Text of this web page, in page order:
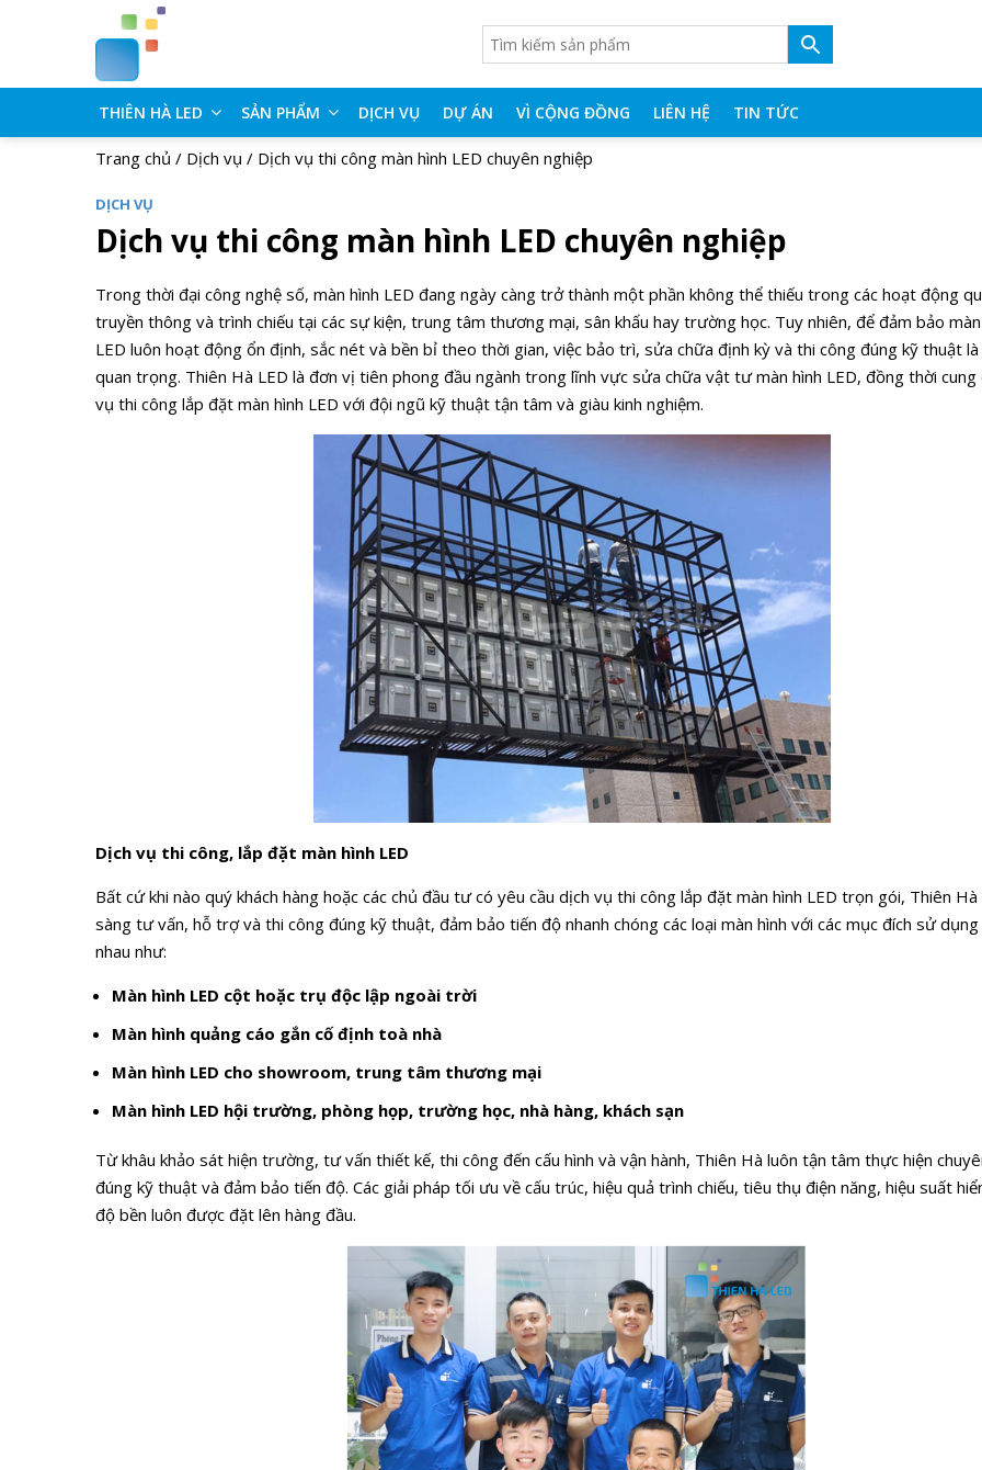
THIÊN HÀ LED SẢN PHẨM DỊCH VỤ DỰ ÁN VÌ CỘNG ĐỒNG LIÊN HỆ TIN TỨC
Trang chủ / Dịch vụ / Dịch vụ thi công màn hình LED chuyên nghiệp
DỊCH VỤ
Dịch vụ thi công màn hình LED chuyên nghiệp
Trong thời đại công nghệ số, màn hình LED đang ngày càng trở thành một phần không thể thiếu trong các hoạt động
truyền thông và trình chiếu tại các sự kiện, trung tâm thương mại, sân khấu hay trường học. Tuy nhiên, để đảm bảo
LED luôn hoạt động ổn định, sắc nét và bền bỉ theo thời gian, việc bảo trì, sửa chữa định kỳ và thi công đúng kỹ thuật
quan trọng. Thiên Hà LED là đơn vị tiên phong đầu ngành trong lĩnh vực sửa chữa vật tư màn hình LED, đồng thời cung
vụ thi công lắp đặt màn hình LED với đội ngũ kỹ thuật tận tâm và giàu kinh nghiệm.
Dịch vụ thi công, lắp đặt màn hình LED
Bất cứ khi nào quý khách hàng hoặc các chủ đầu tư có yêu cầu dịch vụ thi công lắp đặt màn hình LED trọn gói, Thiên Hà
sàng tư vấn, hỗ trợ và thi công đúng kỹ thuật, đảm bảo tiến độ nhanh chóng các loại màn hình với các mục đích sử dụng
nhau như:
Màn hình LED cột hoặc trụ độc lập ngoài trời
Màn hình quảng cáo gắn cố định toà nhà
Màn hình LED cho showroom, trung tâm thương mại
Màn hình LED hội trường, phòng họp, trường học, nhà hàng, khách sạn
Từ khâu khảo sát hiện trường, tư vấn thiết kế, thi công đến cấu hình và vận hành, Thiên Hà luôn tận tâm thực hiện
đúng kỹ thuật và đảm bảo tiến độ. Các giải pháp tối ưu về cấu trúc, hiệu quả trình chiếu, tiêu thụ điện năng, hiệu suất
độ bền luôn được đặt lên hàng đầu.